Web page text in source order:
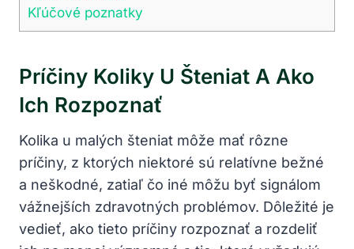
Kľúčové poznatky
Príčiny Koliky U Šteniat A Ako
Ich Rozpoznať
Kolika u malých šteniat môže mať rôzne
príčiny, z ktorých niektoré sú relatívne bežné
a neškodné, zatiaľ čo iné môžu byť signálom
vážnejších zdravotných problémov. Dôležité je
vedieť, ako tieto príčiny rozpoznať a rozdeliť